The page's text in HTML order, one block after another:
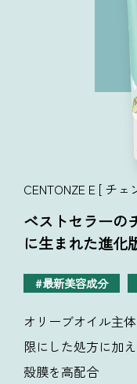
CENTONZE E [ チ
ベストセラーの
に生まれた進化
最新美容成分
オリーブオイル主
限にした処方に加
殻膜を高配合